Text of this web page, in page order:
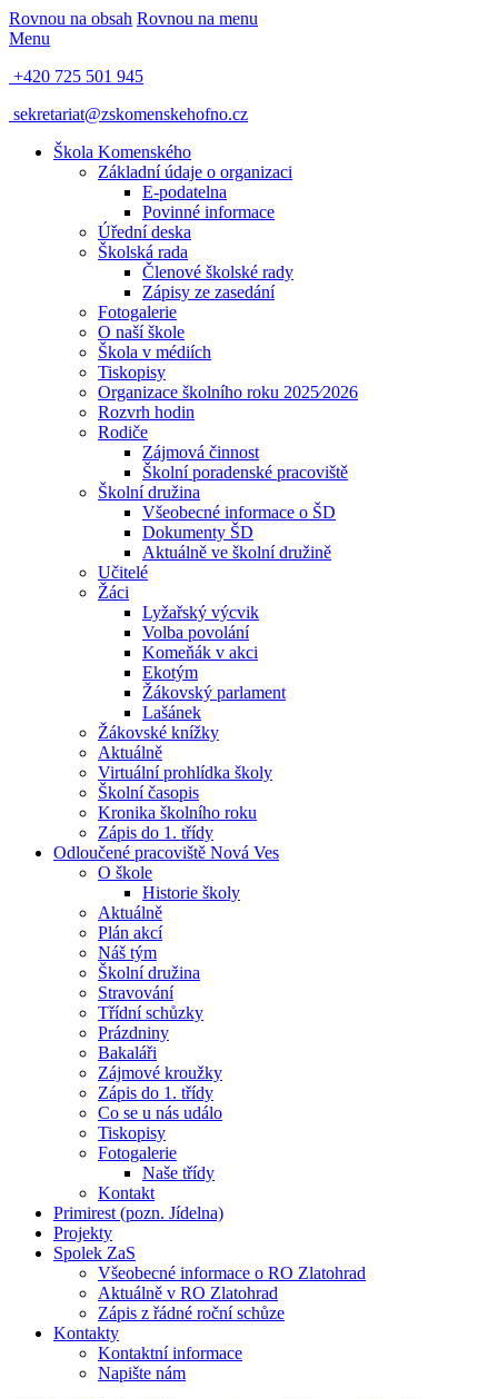
Rovnou na obsah Rovnou na menu
Menu
+420 725 501 945
sekretariat@zskomenskehofno.cz
Škola Komenského
Základní údaje o organizaci
E-podatelna
Povinné informace
Úřední deska
Školská rada
Členové školské rady
Zápisy ze zasedání
Fotogalerie
O naší škole
Škola v médiích
Tiskopisy
Organizace školního roku 2025⁄2026
Rozvrh hodin
Rodiče
Zájmová činnost
Školní poradenské pracoviště
Školní družina
Všeobecné informace o ŠD
Dokumenty ŠD
Aktuálně ve školní družině
Učitelé
Žáci
Lyžařský výcvik
Volba povolání
Komeňák v akci
Ekotým
Žákovský parlament
Lašánek
Žákovské knížky
Aktuálně
Virtuální prohlídka školy
Školní časopis
Kronika školního roku
Zápis do 1. třídy
Odloučené pracoviště Nová Ves
O škole
Historie školy
Aktuálně
Plán akcí
Náš tým
Školní družina
Stravování
Třídní schůzky
Prázdniny
Bakaláři
Zájmové kroužky
Zápis do 1. třídy
Co se u nás událo
Tiskopisy
Fotogalerie
Naše třídy
Kontakt
Primirest (pozn. Jídelna)
Projekty
Spolek ZaS
Všeobecné informace o RO Zlatohrad
Aktuálně v RO Zlatohrad
Zápis z řádné roční schůze
Kontakty
Kontaktní informace
Napište nám